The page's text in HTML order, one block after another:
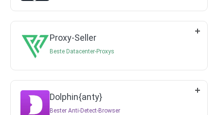
Proxy-Seller
Beste Datacenter-Proxys
Dolphin{anty}
Bester Anti-Detect-Browser